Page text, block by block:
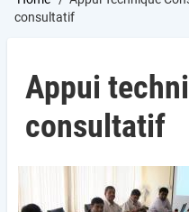
Breadcrumb
consultatif
Appui
consultatif